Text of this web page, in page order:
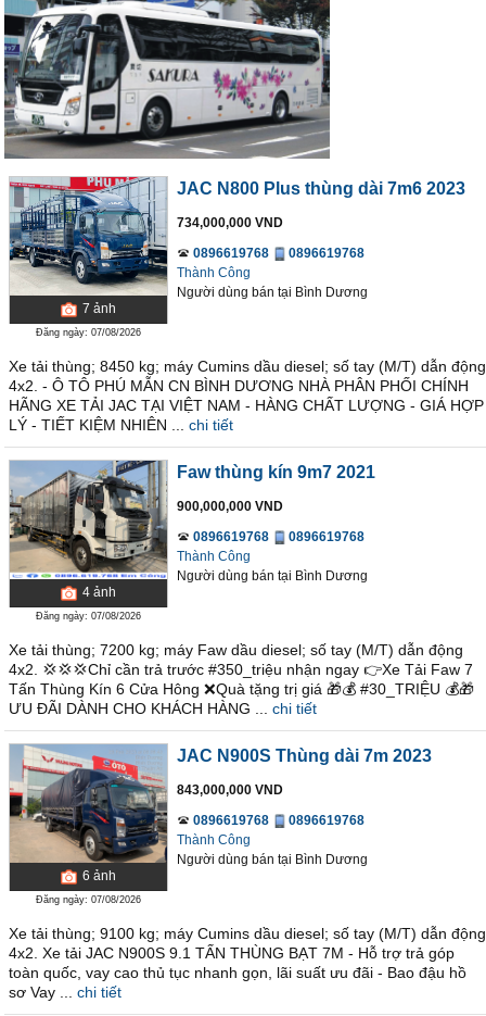
7 ảnh
Đăng ngày: 07/08/2026
JAC N800 Plus thùng dài 7m6 2023
734,000,000 VND
0896619768
0896619768
Thành Công
Người dùng bán tại Bình Dương
Xe tải thùng; 8450 kg; máy Cumins dầu diesel; số tay (M/T) dẫn động
4x2. - Ô TÔ PHÚ MẪN CN BÌNH DƯƠNG NHÀ PHÂN PHỐI CHÍNH
HÃNG XE TẢI JAC TẠI VIỆT NAM - HÀNG CHẤT LƯỢNG - GIÁ HỢP
LÝ - TIẾT KIỆM NHIÊN ...
chi tiết
4 ảnh
Đăng ngày: 07/08/2026
Faw thùng kín 9m7 2021
900,000,000 VND
0896619768
0896619768
Thành Công
Người dùng bán tại Bình Dương
Xe tải thùng; 7200 kg; máy Faw dầu diesel; số tay (M/T) dẫn động
4x2. 💢💢💢Chỉ cần trả trước #350_triệu nhận ngay 👉Xe Tải Faw 7
Tấn Thùng Kín 6 Cửa Hông ❌Quà tặng trị giá 🎁💰 #30_TRIỆU 💰🎁
ƯU ĐÃI DÀNH CHO KHÁCH HÀNG ...
chi tiết
6 ảnh
Đăng ngày: 07/08/2026
JAC N900S Thùng dài 7m 2023
843,000,000 VND
0896619768
0896619768
Thành Công
Người dùng bán tại Bình Dương
Xe tải thùng; 9100 kg; máy Cumins dầu diesel; số tay (M/T) dẫn động
4x2. Xe tải JAC N900S 9.1 TẤN THÙNG BẠT 7M - Hỗ trợ trả góp
toàn quốc, vay cao thủ tục nhanh gọn, lãi suất ưu đãi - Bao đậu hồ
sơ Vay ...
chi tiết